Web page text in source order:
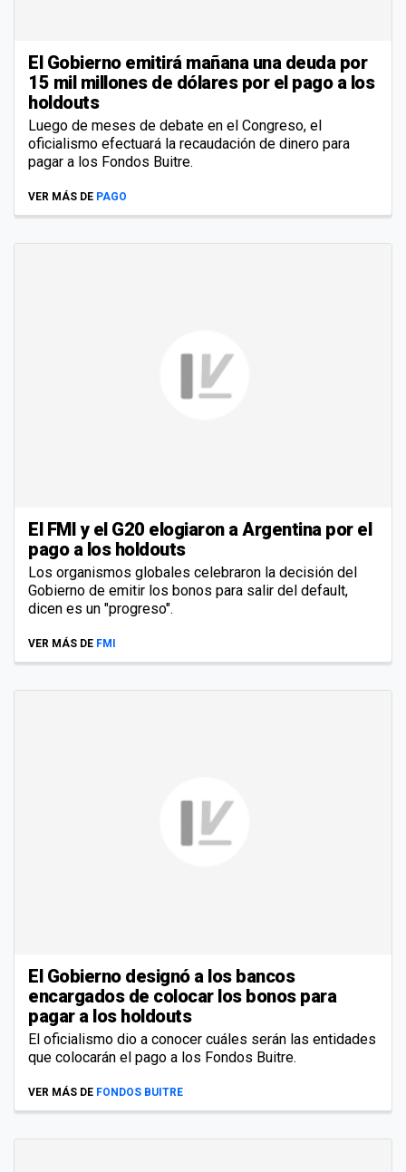
El Gobierno emitirá mañana una deuda por
15 mil millones de dólares por el pago a los
holdouts
Luego de meses de debate en el Congreso, el
oficialismo efectuará la recaudación de dinero para
pagar a los Fondos Buitre.
VER MÁS DE PAGO
El FMI y el G20 elogiaron a Argentina por el
pago a los holdouts
Los organismos globales celebraron la decisión del
Gobierno de emitir los bonos para salir del default,
dicen es un "progreso".
VER MÁS DE FMI
El Gobierno designó a los bancos
encargados de colocar los bonos para
pagar a los holdouts
El oficialismo dio a conocer cuáles serán las entidades
que colocarán el pago a los Fondos Buitre.
VER MÁS DE FONDOS BUITRE